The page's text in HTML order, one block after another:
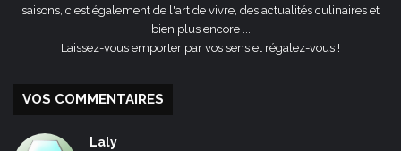
saisons, c'est également de l'art de vivre, des actualités culinaires et
bien plus encore ...
Laissez-vous emporter par vos sens et régalez-vous !
VOS COMMENTAIRES
Laly